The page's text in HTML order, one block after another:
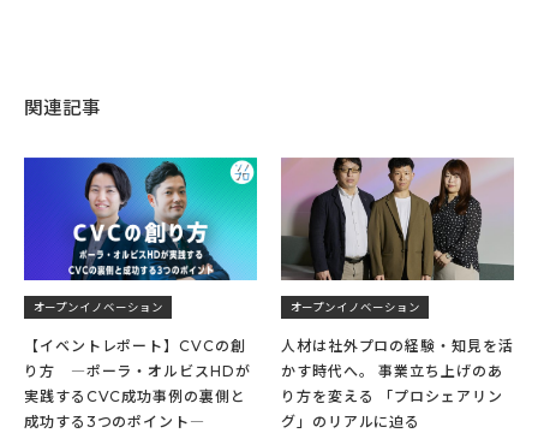
関連記事
オープンイノベーション
【イベントレポート】CVCの創
り方 ―ポーラ・オルビスHDが
実践するCVC成功事例の裏側と
成功する3つのポイント―
オープンイノベーション
人材は社外プロの経験・知見を活
かす時代へ。 事業立ち上げのあ
り方を変える 「プロシェアリン
グ」のリアルに迫る